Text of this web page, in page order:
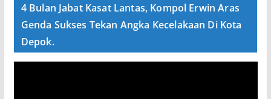
4 Bulan Jabat Kasat Lantas, Kompol Erwin Aras
Genda Sukses Tekan Angka Kecelakaan Di Kota
Depok.